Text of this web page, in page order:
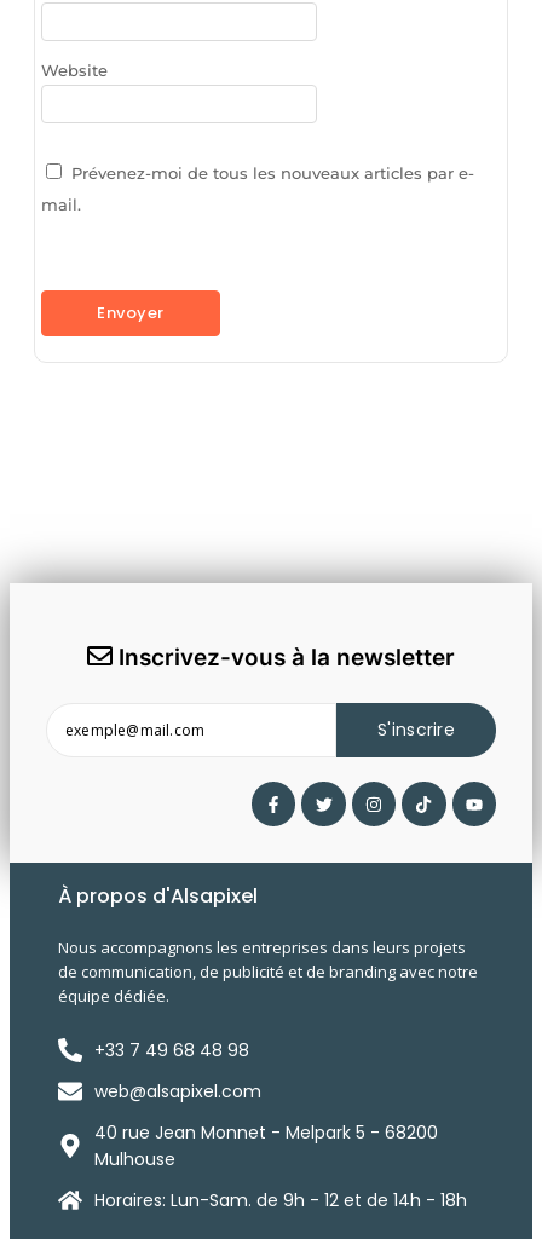
Website
Prévenez-moi de tous les nouveaux articles par e-
mail.
Inscrivez-vous à la newsletter
S'inscrire
À propos d'Alsapixel
Nous accompagnons les entreprises dans leurs projets
de communication, de publicité et de branding avec notre
équipe dédiée.
+33 7 49 68 48 98
web@alsapixel.com
40 rue Jean Monnet - Melpark 5 - 68200
Mulhouse
Horaires: Lun-Sam. de 9h - 12 et de 14h - 18h